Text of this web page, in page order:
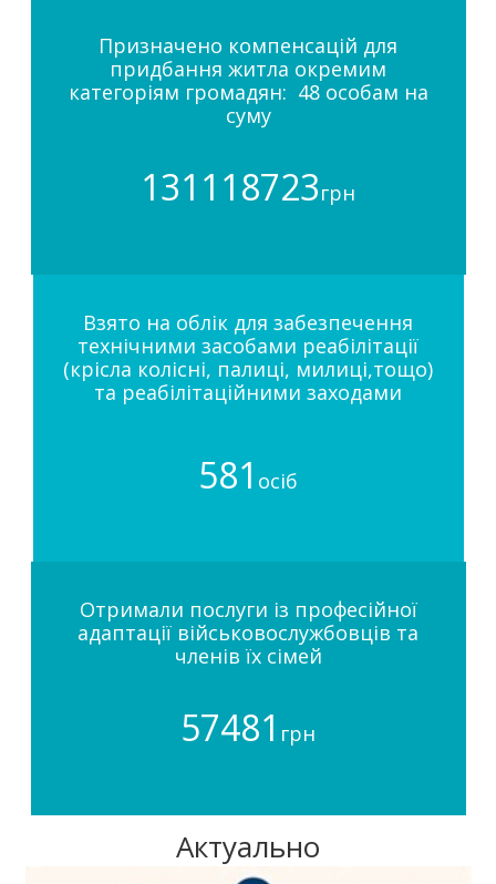
Призначено компенсацій для
придбання житла окремим
категоріям громадян: 48 особам на
суму
131118723грн
Взято на облік для забезпечення
технічними засобами реабілітації
(крісла колісні, палиці, милиці,тощо)
та реабілітаційними заходами
581 осіб
Отримали послуги із професійної
адаптації військовослужбовців та
членів їх сімей
57481 грн
Актуально